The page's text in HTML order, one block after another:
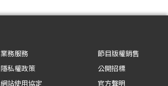
業務服務
隱私權政策
網站使用協定
節目版權銷售
公開招標
官方聲明